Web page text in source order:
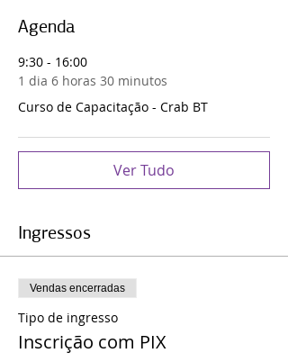
Agenda
9:30 - 16:00
1 dia 6 horas 30 minutos
Curso de Capacitação - Crab BT
Ver Tudo
Ingressos
Vendas encerradas
Tipo de ingresso
Inscrição com PIX